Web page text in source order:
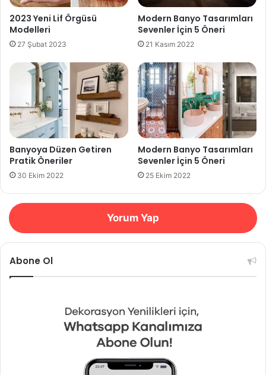
2023 Yeni Lif Örgüsü
Modelleri
27 Şubat 2023
Modern Banyo Tasarımları
Sevenler İçin 5 Öneri
21 Kasım 2022
Banyoya Düzen Getiren
Pratik Öneriler
30 Ekim 2022
Modern Banyo Tasarımları
Sevenler İçin 5 Öneri
25 Ekim 2022
Yorum Yap
Abone Ol